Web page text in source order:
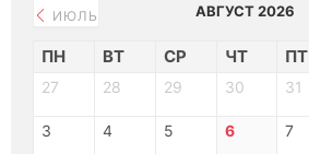
ИЮЛЬ АВГУСТ 2026
ПН ВТ СР ЧТ ПТ
27 28 29 30 31
3 4 5 6 7